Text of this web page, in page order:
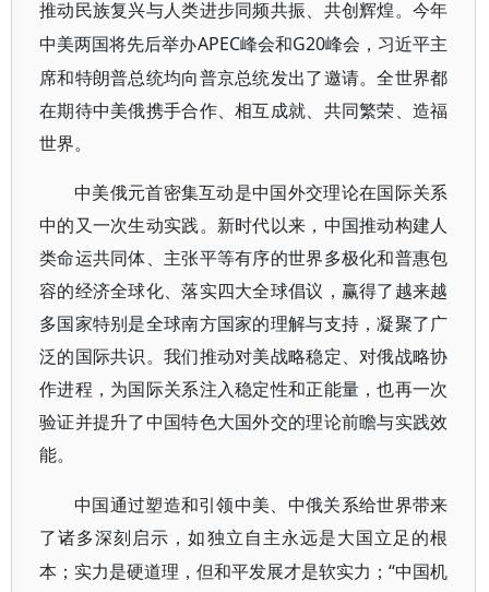
推动民族复兴与人类进步同频共振、共创辉煌。今年
中美两国将先后举办APEC峰会和G20峰会，习近平主
席和特朗普总统均向普京总统发出了邀请。全世界都
在期待中美俄携手合作、相互成就、共同繁荣、造福
世界。
中美俄元首密集互动是中国外交理论在国际关系
中的又一次生动实践。新时代以来，中国推动构建人
类命运共同体、主张平等有序的世界多极化和普惠包
容的经济全球化、落实四大全球倡议，赢得了越来越
多国家特别是全球南方国家的理解与支持，凝聚了广
泛的国际共识。我们推动对美战略稳定、对俄战略协
作进程，为国际关系注入稳定性和正能量，也再一次
验证并提升了中国特色大国外交的理论前瞻与实践效
能。
中国通过塑造和引领中美、中俄关系给世界带来
了诸多深刻启示，如独立自主永远是大国立足的根
本；实力是硬道理，但和平发展才是软实力；“中国机